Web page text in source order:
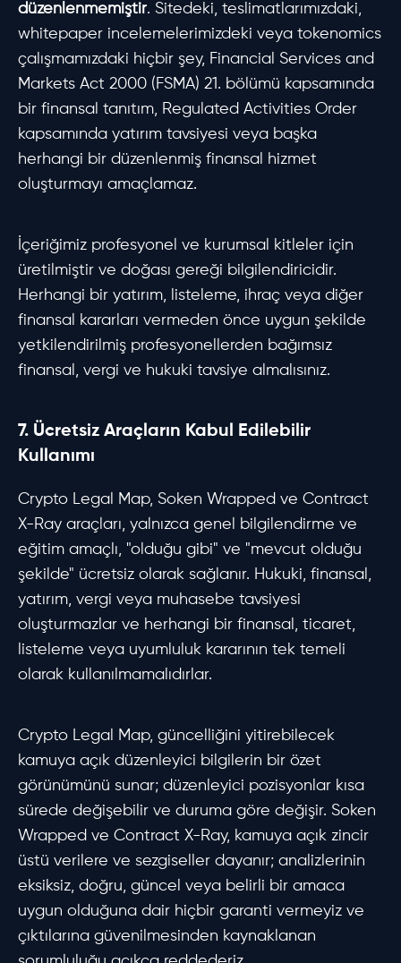
düzenlenmemiştir. Sitedeki, teslimatlarımızdaki,
whitepaper incelemelerimizdeki veya tokenomics
çalışmamızdaki hiçbir şey, Financial Services and
Markets Act 2000 (FSMA) 21. bölümü kapsamında
bir finansal tanıtım, Regulated Activities Order
kapsamında yatırım tavsiyesi veya başka
herhangi bir düzenlenmiş finansal hizmet
oluşturmayı amaçlamaz.
İçeriğimiz profesyonel ve kurumsal kitleler için
üretilmiştir ve doğası gereği bilgilendiricidir.
Herhangi bir yatırım, listeleme, ihraç veya diğer
finansal kararları vermeden önce uygun şekilde
yetkilendirilmiş profesyonellerden bağımsız
finansal, vergi ve hukuki tavsiye almalısınız.
7. Ücretsiz Araçların Kabul Edilebilir
Kullanımı
Crypto Legal Map, Soken Wrapped ve Contract
X-Ray araçları, yalnızca genel bilgilendirme ve
eğitim amaçlı, "olduğu gibi" ve "mevcut olduğu
şekilde" ücretsiz olarak sağlanır. Hukuki, finansal,
yatırım, vergi veya muhasebe tavsiyesi
oluşturmazlar ve herhangi bir finansal, ticaret,
listeleme veya uyumluluk kararının tek temeli
olarak kullanılmamalıdırlar.
Crypto Legal Map, güncelliğini yitirebilecek
kamuya açık düzenleyici bilgilerin bir özet
görünümünü sunar; düzenleyici pozisyonlar kısa
sürede değişebilir ve duruma göre değişir. Soken
Wrapped ve Contract X-Ray, kamuya açık zincir
üstü verilere ve sezgiseller dayanır; analizlerinin
eksiksiz, doğru, güncel veya belirli bir amaca
uygun olduğuna dair hiçbir garanti vermeyiz ve
çıktılarına güvenilmesinden kaynaklanan